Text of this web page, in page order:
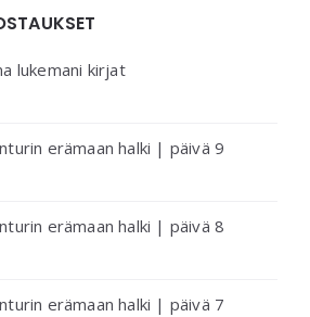
lukemani kirjat
erämaan halki | päivä 9
erämaan halki | päivä 8
erämaan halki | päivä 7